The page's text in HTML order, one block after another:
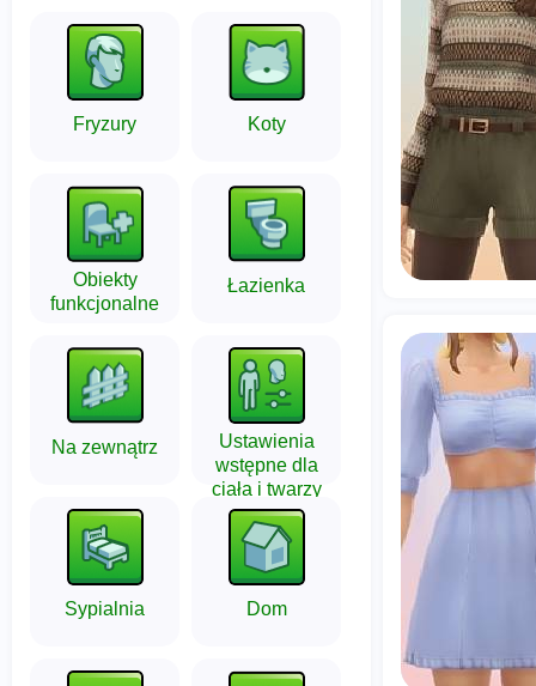
Fryzury Koty
Obiekty
funkcjonalne
Łazienka
Na zewnątrz
Ustawienia
wstępne dla
ciała i twarzy
Sypialnia Dom